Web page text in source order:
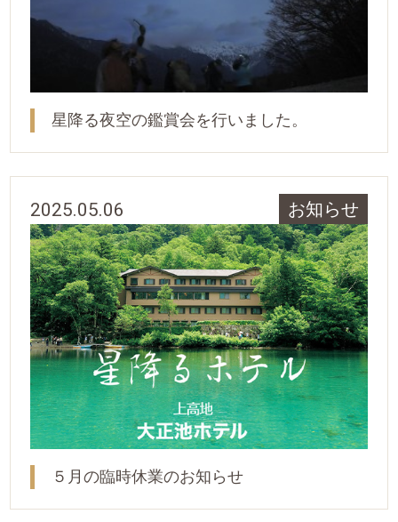
星降る夜空の鑑賞会を行いました。
2025.05.06 お知らせ
５月の臨時休業のお知らせ